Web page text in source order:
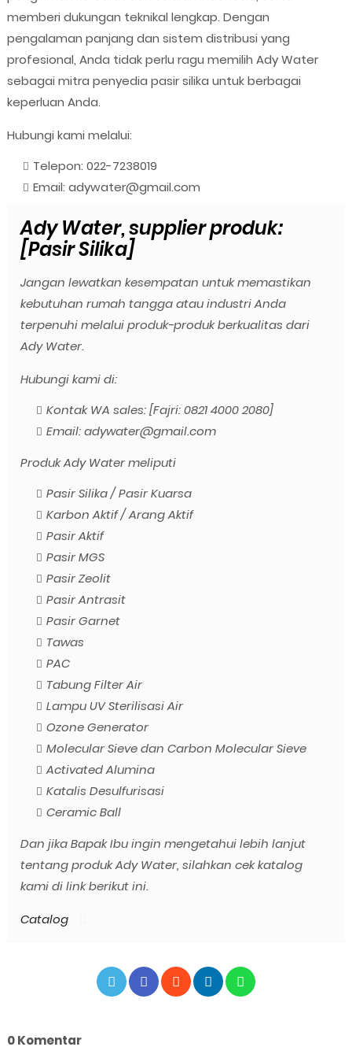
memberi dukungan teknikal lengkap. Dengan
pengalaman panjang dan sistem distribusi yang
profesional, Anda tidak perlu ragu memilih Ady Water
sebagai mitra penyedia pasir silika untuk berbagai
keperluan Anda.
Hubungi kami melalui:
Telepon: 022-7238019
Email: adywater@gmail.com
Ady Water, supplier produk:
[Pasir Silika]
Jangan lewatkan kesempatan untuk memastikan
kebutuhan rumah tangga atau industri Anda
terpenuhi melalui produk-produk berkualitas dari
Ady Water.
Hubungi kami di:
Kontak WA sales: [Fajri: 0821 4000 2080]
Email: adywater@gmail.com
Produk Ady Water meliputi
Pasir Silika / Pasir Kuarsa
Karbon Aktif / Arang Aktif
Pasir Aktif
Pasir MGS
Pasir Zeolit
Pasir Antrasit
Pasir Garnet
Tawas
PAC
Tabung Filter Air
Lampu UV Sterilisasi Air
Ozone Generator
Molecular Sieve dan Carbon Molecular Sieve
Activated Alumina
Katalis Desulfurisasi
Ceramic Ball
Dan jika Bapak Ibu ingin mengetahui lebih lanjut
tentang produk Ady Water, silahkan cek katalog
kami di link berikut ini.
Catalog
0 Komentar